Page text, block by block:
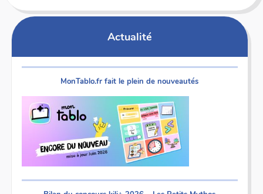
Actualité
MonTablo.fr fait le plein de nouveautés